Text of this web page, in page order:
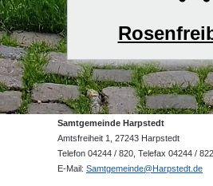
Samtgemeinde Harpstedt
Amtsfreiheit 1, 27243 Harpstedt
Telefon 04244 / 820, Telefax 04244 /
E-Mail: Samtgemeinde@Harpstedt.de